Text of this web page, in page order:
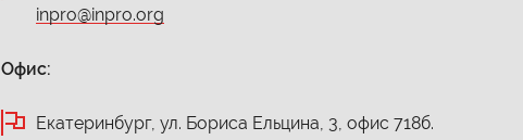
inpro@inpro.org
Офис:
Екатеринбург, ул. Бориса Ельцина, 3, офис 718б.